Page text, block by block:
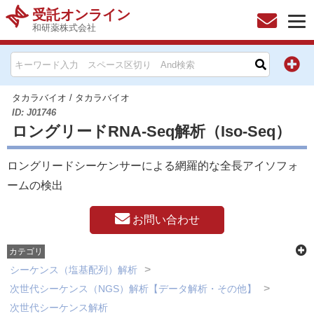
受託オンライン
和研薬株式会社
タカラバイオ / タカラバイオ
ID: J01746
ロングリードRNA-Seq解析（Iso-Seq）
ロングリードシーケンサーによる網羅的な全長アイソフォ
ームの検出
お問い合わせ
カテゴリ
シーケンス（塩基配列）解析
次世代シーケンス（NGS）解析【データ解析・その他】
次世代シーケンス解析
HOME
お問い合わせ
お知らせ
キャンペーン情報一覧
メーカー別索引
販売元別索引
ご利用ガイド